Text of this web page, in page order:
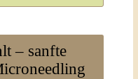
– sanfte